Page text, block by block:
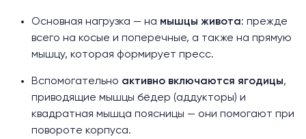
Основная нагрузка — на мышцы живота: прежде
всего на косые и поперечные, а также на прямую
мышцу, которая формирует пресс.
Вспомогательно активно включаются ягодицы,
приводящие мышцы бёдер (аддукторы) и
квадратная мышца поясницы — они помогают при
повороте корпуса.